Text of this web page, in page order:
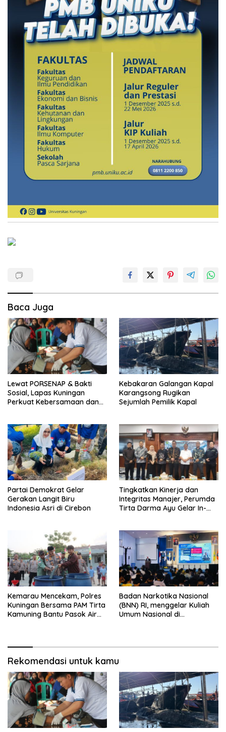
Baca Juga
Lewat PORSENAP & Bakti
Sosial, Lapas Kuningan
Perkuat Kebersamaan dan
Kebakaran Galangan Kapal
Karangsong Rugikan
Sejumlah Pemilik Kapal
Partai Demokrat Gelar
Gerakan Langit Biru
Indonesia Asri di Cirebon
‎Tingkatkan Kinerja dan
Integritas Manajer, Perumda
Tirta Darma Ayu Gelar In-
Kemarau Mencekam, Polres
Kuningan Bersama PAM Tirta
Kamuning Bantu Pasok Air
Badan Narkotika Nasional
(BNN) RI, menggelar Kuliah
Umum Nasional di
Rekomendasi untuk kamu